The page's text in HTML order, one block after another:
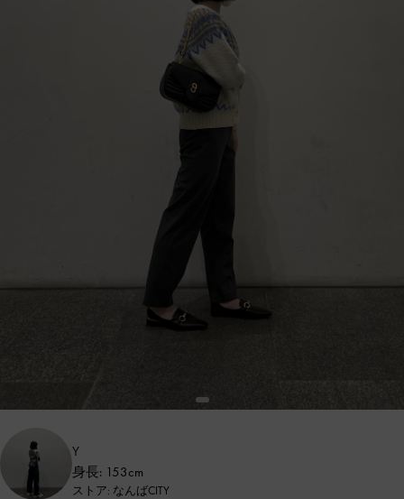
Y
身長: 153cm
ストア: なんばCITY